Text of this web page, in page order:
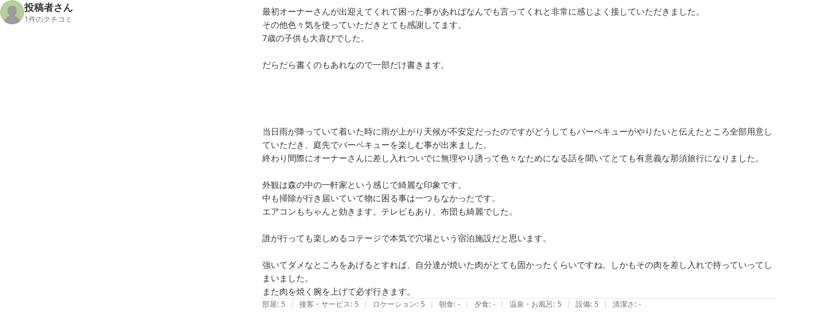
投稿者さん
1件のクチコミ
最初オーナーさんが出迎えてくれて困った事があればなんでも言ってくれと非常に感じよく接していただきました。
その他色々気を使っていただきとても感謝してます。
7歳の子供も大喜びでした。
だらだら書くのもあれなので一部だけ書きます。
当日雨が降っていて着いた時に雨が上がり天候が不安定だったのですがどうしてもバーベキューがやりたいと伝えたところ全部用意し
ていただき、庭先でバーベキューを楽しむ事が出来ました。
終わり間際にオーナーさんに差し入れついでに無理やり誘って色々なためになる話を聞いてとても有意義な那須旅行になりました。
外観は森の中の一軒家という感じで綺麗な印象です。
中も掃除が行き届いていて物に困る事は一つもなかったです。
エアコンもちゃんと効きます。テレビもあり、布団も綺麗でした。
誰が行っても楽しめるコテージで本気で穴場という宿泊施設だと思います。
強いてダメなところをあげるとすれば、自分達が焼いた肉がとても固かったくらいですね。しかもその肉を差し入れで持っていってし
まいました。
また肉を焼く腕を上げて必ず行きます。
部屋: 5 | 接客・サービス: 5 | ロケーション: 5 | 朝食: - | 夕食: - | 温泉・お風呂: 5 | 設備: 5 | 清潔さ: -